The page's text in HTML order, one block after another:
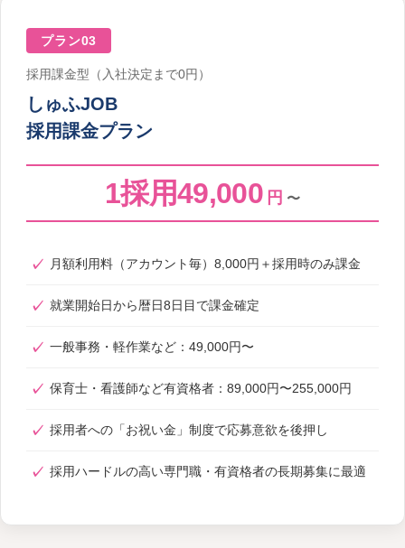
プラン03
採用課金型（入社決定まで0円）
しゅふJOB
採用課金プラン
1採用49,000 円 〜
月額利用料（アカウント毎）8,000円＋採用時のみ課金
就業開始日から暦日8日目で課金確定
一般事務・軽作業など：49,000円〜
保育士・看護師など有資格者：89,000円〜255,000円
採用者への「お祝い金」制度で応募意欲を後押し
採用ハードルの高い専門職・有資格者の長期募集に最適